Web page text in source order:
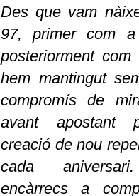
Des que vam
97, primer com
posteriorment
hem mantingut
compromís de
avant apostant
creació de nou
cada
encàrrecs a